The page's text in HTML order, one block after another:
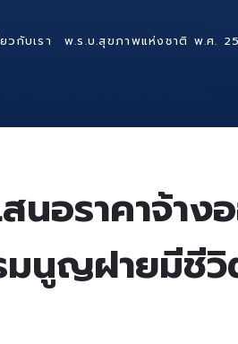
วกับเรา พ.ร.บ.สุขภาพแห่งชาติ พ.ศ.
สนอราคาจ้
นูญฝายมีชีวิ